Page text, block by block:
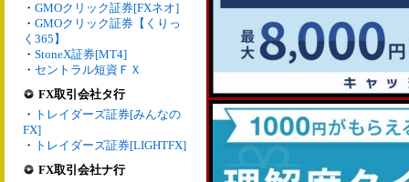
・ GMOクリック証券[FXネオ]
・ GMOクリック証券【くりっ
く365】
・ StoneX証券[MT4]
・ セントラル短資ＦＸ
FX取引会社タ行
・ トレイダーズ証券[みんなの
FX]
・ トレイダーズ証券[LIGHTFX]
FX取引会社ナ行